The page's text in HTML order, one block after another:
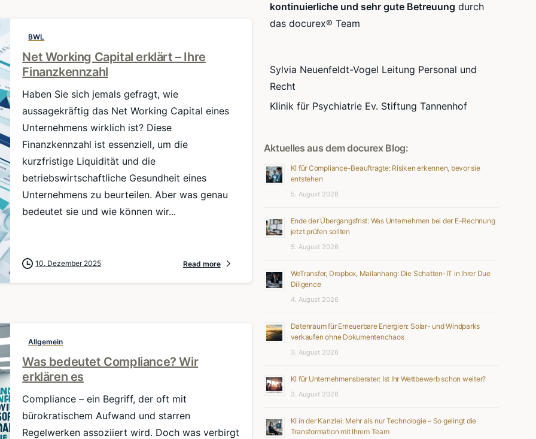
BWL
Net Working Capital erklärt – Ihre
Finanzkennzahl
Haben Sie sich jemals gefragt, wie
aussagekräftig das Net Working Capital eines
Unternehmens wirklich ist? Diese
Finanzkennzahl ist essenziell, um die
kurzfristige Liquidität und die
betriebswirtschaftliche Gesundheit eines
Unternehmens zu beurteilen. Aber was genau
bedeutet sie und wie können wir...
10. Dezember 2025 Read more
Allgemein
Was bedeutet Compliance? Wir
erklären es
Compliance – ein Begriff, der oft mit
bürokratischem Aufwand und starren
Regelwerken assoziiert wird. Doch was verbirgt
kontinuierliche und sehr gute Betreuung durch
das docurex® Team
Sylvia Neuenfeldt-Vogel Leitung Personal und
Recht
Klinik für Psychiatrie Ev. Stiftung Tannenhof
Aktuelles aus dem docurex Blog:
KI für Compliance-Beauftragte: Risiken erkennen, bevor sie
entstehen
5. August 2026
Ende der Übergangsfrist: Was Unternehmen bei der E-Rechnung
jetzt prüfen sollten
5. August 2026
WeTransfer, Dropbox, Mailanhang: Die Schatten-IT in Ihrer Due
Diligence
4. August 2026
Datenraum für Erneuerbare Energien: Solar- und Windparks
verkaufen ohne Dokumentenchaos
3. August 2026
KI für Unternehmensberater: Ist Ihr Wettbewerb schon weiter?
3. August 2026
KI in der Kanzlei: Mehr als nur Technologie – So gelingt die
Transformation mit Ihrem Team